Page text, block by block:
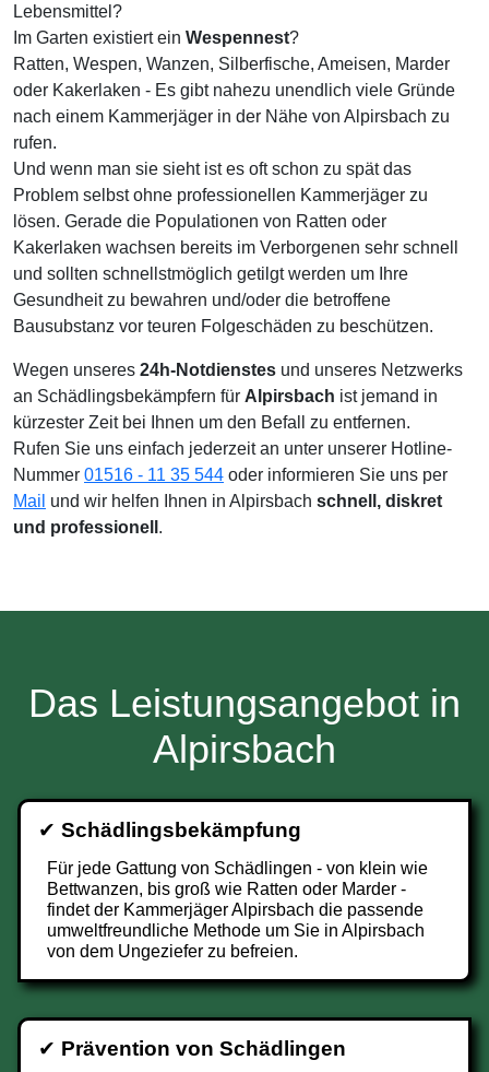
Lebensmittel?
Im Garten existiert ein Wespennest?
Ratten, Wespen, Wanzen, Silberfische, Ameisen, Marder
oder Kakerlaken - Es gibt nahezu unendlich viele Gründe
nach einem Kammerjäger in der Nähe von Alpirsbach zu
rufen.
Und wenn man sie sieht ist es oft schon zu spät das
Problem selbst ohne professionellen Kammerjäger zu
lösen. Gerade die Populationen von Ratten oder
Kakerlaken wachsen bereits im Verborgenen sehr schnell
und sollten schnellstmöglich getilgt werden um Ihre
Gesundheit zu bewahren und/oder die betroffene
Bausubstanz vor teuren Folgeschäden zu beschützen.
Wegen unseres 24h-Notdienstes und unseres Netzwerks
an Schädlingsbekämpfern für Alpirsbach ist jemand in
kürzester Zeit bei Ihnen um den Befall zu entfernen.
Rufen Sie uns einfach jederzeit an unter unserer Hotline-
Nummer 01516 - 11 35 544 oder informieren Sie uns per
Mail und wir helfen Ihnen in Alpirsbach schnell, diskret
und professionell .
Das Leistungsangebot in
Alpirsbach
✔ Schädlingsbekämpfung
Für jede Gattung von Schädlingen - von klein wie
Bettwanzen, bis groß wie Ratten oder Marder -
findet der Kammerjäger Alpirsbach die passende
umweltfreundliche Methode um Sie in Alpirsbach
von dem Ungeziefer zu befreien.
✔ Prävention von Schädlingen